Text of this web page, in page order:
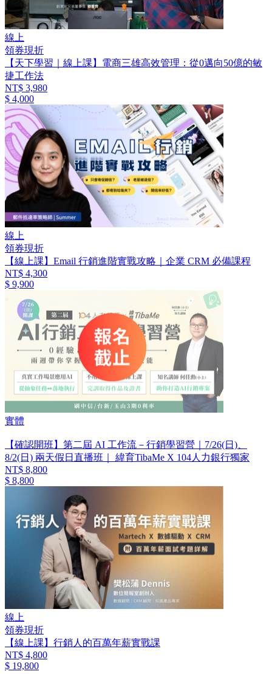
線上
領券現折
【天下學習｜線上課】電商三雄高效管理：從0邁向50億的敏
捷工作法
NT$ 3,980
$ 4,000
線上
領券現折
【線上課】Email 行銷進階實戰攻略｜企業 CRM 必備課程
NT$ 4,300
$ 9,900
實體
【確認開班】第二屆 AI 工作流－行銷學習營｜7/26(日)、
8/2(日) 兩天假日直播班｜ 緯育TibaMe X 104人力銀行獨家
NT$ 8,800
$ 8,800
線上
領券現折
【線上課】行銷人的百萬年薪實戰課
NT$ 4,800
$ 19,800